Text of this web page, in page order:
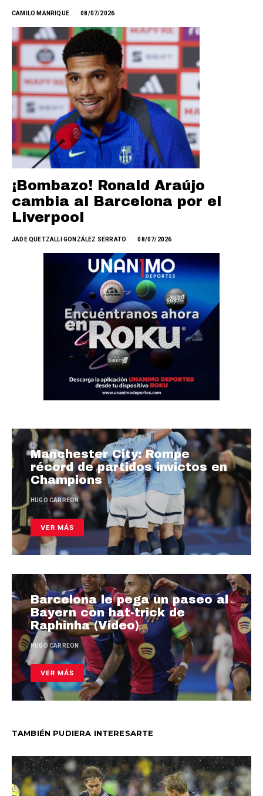
CAMILO MANRIQUE 08/07/2026
¡Bombazo! Ronald Araújo
cambia al Barcelona por el
Liverpool
JADE QUETZALLI GONZÁLEZ SERRATO 08/07/2026
Manchester City: Rompe
récord de partidos invictos en
Champions
HUGO CARREON
VER MÁS
Barcelona le pega un paseo al
Bayern con hat-trick de
Raphinha (Video)
HUGO CARREON
VER MÁS
TAMBIÉN PUDIERA INTERESARTE